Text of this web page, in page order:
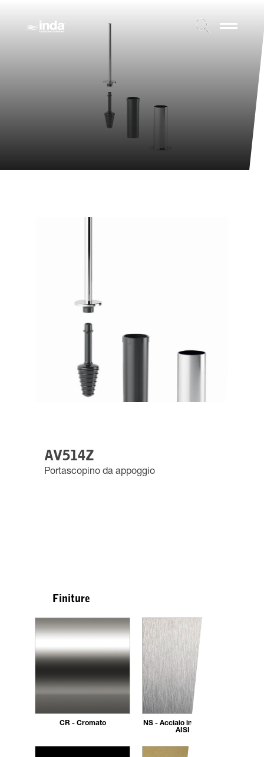
AV514Z
Portascopino da appoggio
Finiture
CR - Cromato
NS - Acciaio inox spazzolato
AISI 304